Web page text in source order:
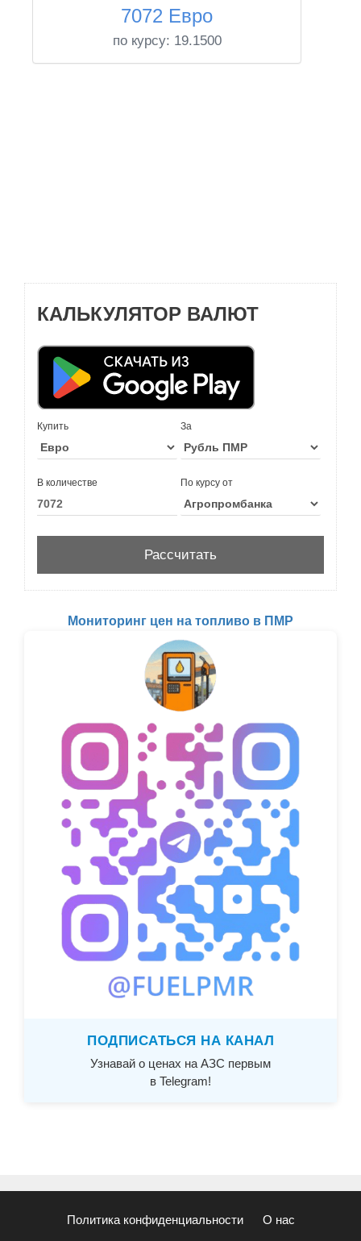
7072 Евро
по курсу: 19.1500
КАЛЬКУЛЯТОР ВАЛЮТ
Купить За
В количестве По курсу от
Мониторинг цен на топливо в ПМР
ПОДПИСАТЬСЯ НА КАНАЛ
Узнавай о ценах на АЗС первым
в Telegram!
Политика конфиденциальности О нас